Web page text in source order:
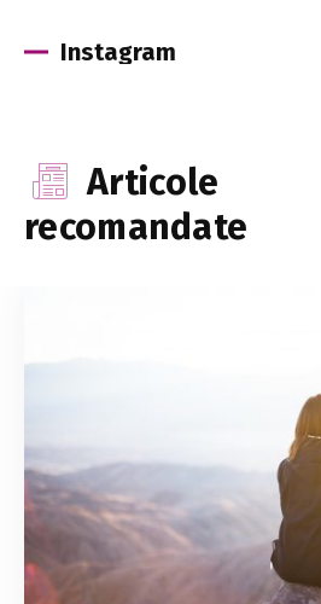
Instagram
Articole
recomandate